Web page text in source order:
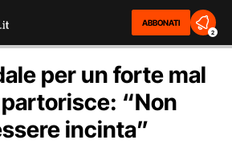
ABBONATI
2
per un forte mal
“Non
incinta”